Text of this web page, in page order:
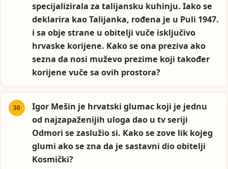
specijalizirala za talijansku kuhinju. Iako se
deklarira kao Talijanka, rođena je u Puli 1947.
i sa obje strane u obitelji vuče isključivo
hrvaske korijene. Kako se ona preziva ako
sezna da nosi muževo prezime koji također
korijene vuče sa ovih prostora?
Igor Mešin je hrvatski glumac koji je jednu
od najzapaženijih uloga dao u tv seriji
Odmori se zaslužio si. Kako se zove lik kojeg
glumi ako se zna da je sastavni dio obitelji
Kosmički?